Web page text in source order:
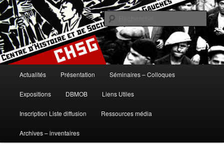
Aller
au
contenu
principalCentre d'Histoire et de Sociologie
des Gauches
histoire, gauches, gauche, communisme, syndicalisme, ouvrier, socialisme,
trotskysme, anarchisme, mouvement, emancipation, ULB
principal
Actualités Présentation Séminaires – Colloques
Expositions DBMOB Liens Utiles
Inscription Liste diffusion Ressources média
Archives – inventaires